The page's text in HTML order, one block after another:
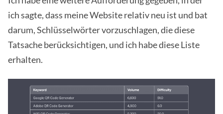
ich sagte, dass meine Website relativ neu ist und bat
darum, Schlüsselwörter vorzuschlagen, die diese
Tatsache berücksichtigen, und ich habe diese Liste
erhalten.